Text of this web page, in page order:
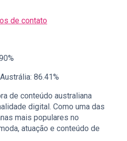
de contato
86.41%
de conteúdo australiana
digital. Como uma das
mais populares no
atuação e conteúdo de